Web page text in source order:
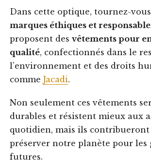
Dans cette optique, tournez-
marques éthiques et
proposent des vêtements pour
qualité, confectionnés dans le
l’environnement et des droits
comme Jacadi.
Non seulement ces vêtements
durables et résistent mieux aux
quotidien, mais ils contribueront
préserver notre planète pour les
futures.